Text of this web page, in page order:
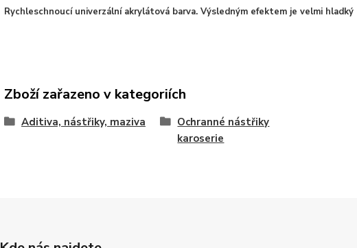
Rychleschnoucí univerzální akrylátová barva. Výsledným efektem je velmi
Zboží zařazeno v kategoriích
Aditiva, nástřiky, maziva
Ochranné nástřiky
karoserie